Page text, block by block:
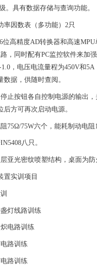
。具有数据存储与查询功能。
因数表（多功能）2只
位高精度AD转换器和高速
路，同时配有PC监控软件来
，电压电流量程为450V和
据，供随时查阅。
止按钮各自控制电源的输出
方可再次启动电源。
75Ω/75W六个，能耗制动电阻
八只。
亚光密纹喷塑结构，桌面为
置实训项目
灯线路训练
电路训练
路训练
路训练